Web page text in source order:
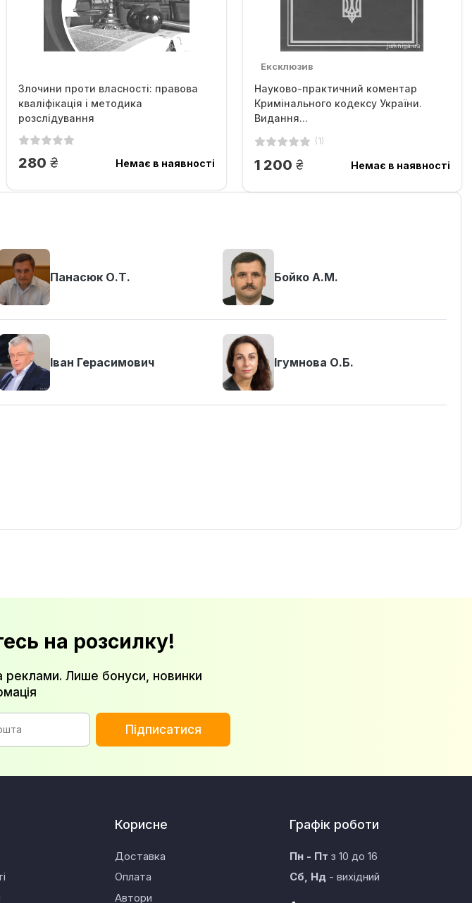
Злочини проти власності: правова
кваліфікація і методика
розслідування
280 грн. Немає в наявності
Ексклюзив
Науково-практичний коментар
Кримінального кодексу України.
Видання...
(1)
1 200 грн. Немає в наявності
Панасюк О.Т. Бойко А.М.
Іван Герасимович Ігумнова О.Б.
на розсилку!
реклами. Лише бонуси, новинки
Підписатися
Корисне
Доставка
Оплата
Автори
Графік роботи
Пн - Пт з 10 до 16
Сб, Нд- вихідний